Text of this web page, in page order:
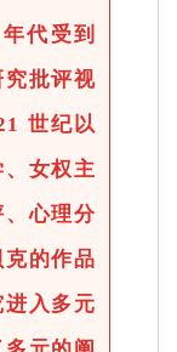
代受到
批评视
世纪以
女权主
心理分
的作品
入多元